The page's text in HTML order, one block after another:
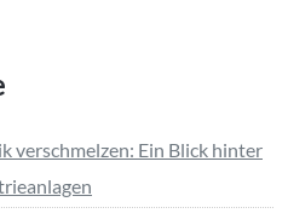
verschmelzen: Ein Blick hinter